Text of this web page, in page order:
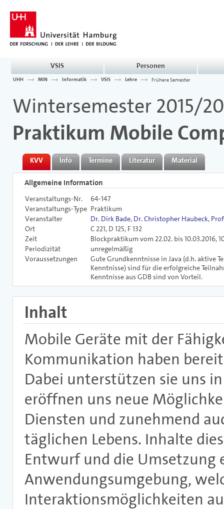
VSIS Personen
UHH MIN Informatik VSIS Lehre Frühere Semester
Wintersemester 2015/
Praktikum Mobile
KVV Info Termine Literatur Material
Allgemeine Information
Veranstaltungs-Nr.
64-147
Veranstaltungs-Type Praktikum
Veranstalter
Dr. Dirk Bade, Dr. Christopher Haubeck,
Ort
C 221, D 125, F 132
Zeit
Blockpraktikum vom 22.02. bis 10.03.2016,
Periodizität
unregelmäßig
Voraussetzungen
Gute Grundkenntnisse in Java (d.h. aktive
Kenntnisse) sind für die erfolgreiche
Kenntnisse aus GDB sind von Vorteil.
Inhalt
Mobile Geräte mit der
Kommunikation haben
Dabei unterstützen sie uns
eröffnen uns neue
Diensten und zunehmend
täglichen Lebens. Inhalte
Entwurf und die Umsetzung
Anwendungsumgebung,
Interaktionsmöglichkeiten